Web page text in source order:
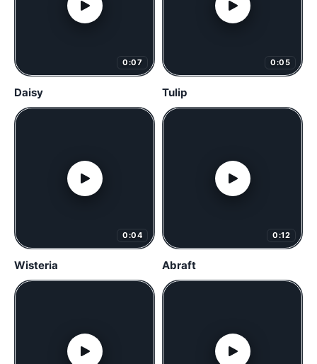
0:07
Daisy
0:05
Tulip
0:04
Wisteria
0:12
Abraft